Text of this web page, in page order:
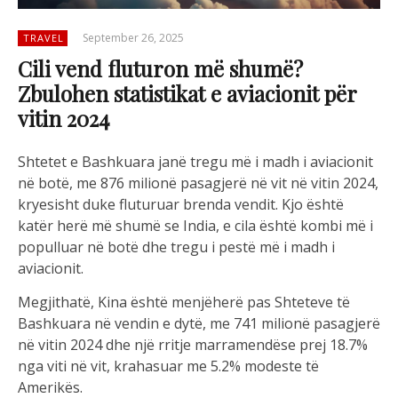
TRAVEL September 26, 2025
Cili vend fluturon më shumë?
Zbulohen statistikat e aviacionit për
vitin 2024
Shtetet e Bashkuara janë tregu më i madh i aviacionit
në botë, me 876 milionë pasagjerë në vit në vitin 2024,
kryesisht duke fluturuar brenda vendit. Kjo është
katër herë më shumë se India, e cila është kombi më i
populluar në botë dhe tregu i pestë më i madh i
aviacionit.
Megjithatë, Kina është menjëherë pas Shteteve të
Bashkuara në vendin e dytë, me 741 milionë pasagjerë
në vitin 2024 dhe një rritje marramendëse prej 18.7%
nga viti në vit, krahasuar me 5.2% modeste të
Amerikës.